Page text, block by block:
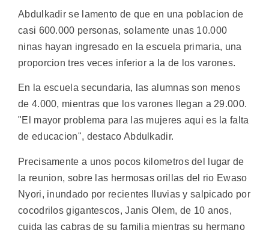
Abdulkadir se lamento de que en una poblacion de
casi 600.000 personas, solamente unas 10.000
ninas hayan ingresado en la escuela primaria, una
proporcion tres veces inferior a la de los varones.
En la escuela secundaria, las alumnas son menos
de 4.000, mientras que los varones llegan a 29.000.
"El mayor problema para las mujeres aqui es la falta
de educacion", destaco Abdulkadir.
Precisamente a unos pocos kilometros del lugar de
la reunion, sobre las hermosas orillas del rio Ewaso
Nyori, inundado por recientes lluvias y salpicado por
cocodrilos gigantescos, Janis Olem, de 10 anos,
cuida las cabras de su familia mientras su hermano